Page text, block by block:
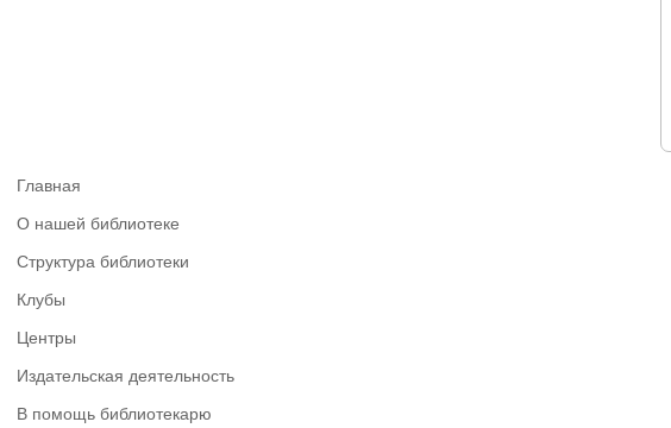
Главная
О нашей библиотеке
Структура библиотеки
Клубы
Центры
Издательская деятельность
В помощь библиотекарю